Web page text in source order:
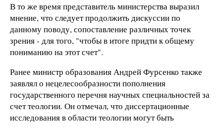
В то же время представитель министерства выразил
мнение, что следует продолжить дискуссии по
данному поводу, сопоставление различных точек
зрения - для того, "чтобы в итоге придти к общему
пониманию на этот счет".
Ранее министр образования Андрей Фурсенко также
заявлял о нецелесообразности пополнения
государственного перечня научных специальностей за
счет теологии. Он отмечал, что диссертационные
исследования в области теологии могут быть